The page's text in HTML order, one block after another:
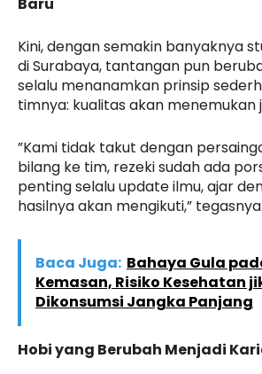
Baru
Kini, dengan semakin banyaknya
di Surabaya, tantangan pun
selalu menanamkan prinsip
timnya: kualitas akan menemukan
”Kami tidak takut dengan
bilang ke tim, rezeki sudah ada
penting selalu update ilmu, ajar
hasilnya akan mengikuti,” tegasnya.
Baca Juga: Bahaya Gula
Kemasan, Risiko Kesehatan
Dikonsumsi Jangka Panjang
Hobi yang Berubah Menjadi